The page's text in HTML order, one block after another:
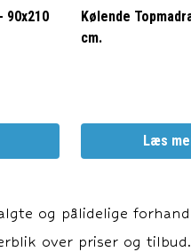
90x210
Kølende
cm.
Læs
og pålidelige
over priser og